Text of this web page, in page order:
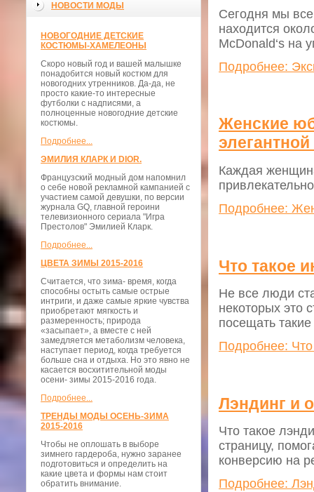
НОВОСТИ МОДЫ
НОВОГОДНИЕ ДЕТСКИЕ
КОСТЮМЫ-ХАМЕЛЕОНЫ
Скоро новый год и вашей малышке
понадобится новый костюм для
новогодних утренников. Да-да, не
просто какие-то интересные
футболки с надписями, а
полноценные новогодние детские
костюмы.
Подробнее...
ЭМИЛИЯ КЛАРК И DIOR.
Французский модный дом напомнил
о себе новой рекламной кампанией с
участием самой девушки, по версии
журнала GQ, главной героини
телевизионного сериала "Игра
Престолов" Эмилией Кларк.
Подробнее...
ЦВЕТА ЗИМЫ 2015-2016
Считается, что зима- время, когда
способны остыть самые острые
интриги, и даже самые яркие чувства
приобретают мягкость и
размеренность; природа
«засыпает», а вместе с ней
замедляется метаболизм человека,
наступает период, когда требуется
больше сна и отдыха. Но это явно не
касается восхитительной моды
осени- зимы 2015-2016 года.
Подробнее...
ТРЕНДЫ МОДЫ ОСЕНЬ-ЗИМА
2015-2016
Чтобы не оплошать в выборе
зимнего гардероба, нужно заранее
подготовиться и определить на
какие цвета и формы нам стоит
обратить внимание.
Сегодня мы
находится
McDonald‘s на
Подробнее:
Женские
Каждая
Подробнее:
Что такое
Не все люди
некоторых это
посещать
Подробнее: Что
Лэндинг и
Что такое
страницу,
конверсию на
Подробнее: